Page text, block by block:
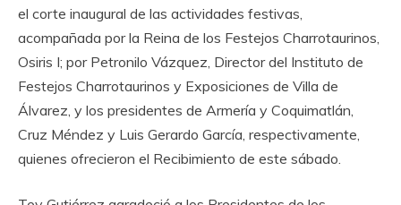
el corte inaugural de las actividades festivas,
acompañada por la Reina de los Festejos Charrotaurinos,
Osiris I; por Petronilo Vázquez, Director del Instituto de
Festejos Charrotaurinos y Exposiciones de Villa de
Álvarez, y los presidentes de Armería y Coquimatlán,
Cruz Méndez y Luis Gerardo García, respectivamente,
quienes ofrecieron el Recibimiento de este sábado.